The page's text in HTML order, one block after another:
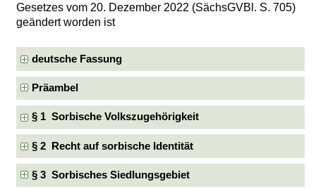
Gesetzes vom 20. Dezember 2022 (SächsGVBl. S. 705)
geändert worden ist
deutsche Fassung
Präambel
§ 1 Sorbische Volkszugehörigkeit
§ 2 Recht auf sorbische Identität
§ 3 Sorbisches Siedlungsgebiet